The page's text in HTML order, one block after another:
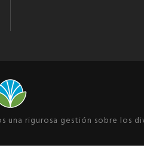
rigurosa gestión sobre los